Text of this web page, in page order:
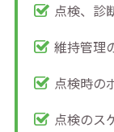
点検、診
維持管理
点検時の
点検のス